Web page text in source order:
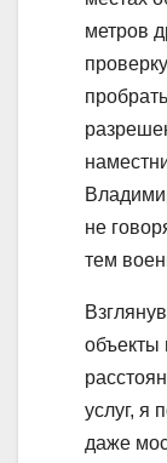
метров
не
тем
объекты
услуг, я
даже